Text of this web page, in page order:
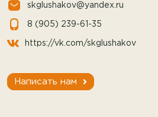
skglushakov@yandex.ru
8 (905) 239-61-35
https://vk.com/skglushakov
Написать нам